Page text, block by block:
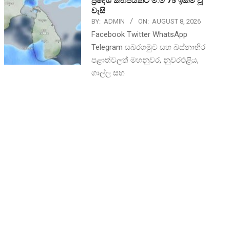
වැසි
BY: ADMIN ON: AUGUST 8, 2026
Facebook Twitter WhatsApp
Telegram සබරගමුව සහ බස්නාහිර
පළාත්වලත් මහනුවර, නුවරඑළිය,
ගාල්ල සහ